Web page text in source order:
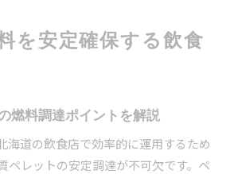
を安定確保する飲食
燃料調達ポイントを解説
海道の飲食店で効率的に運用するため
ペレットの安定調達が不可欠です。ペ